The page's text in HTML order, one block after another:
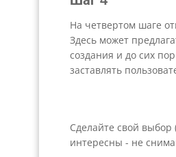
На четвертом шаге
Здесь может
создания и до сих
заставлять
Сделайте свой
интересны - не